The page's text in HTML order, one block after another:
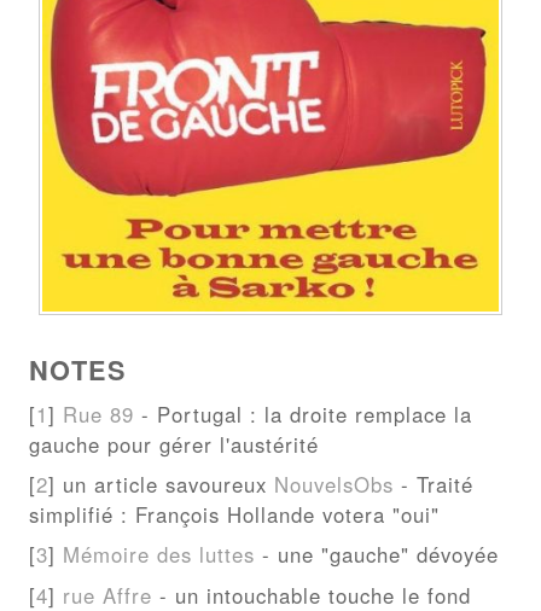
NOTES
[1] Rue 89 - Portugal : la droite remplace la
gauche pour gérer l'austérité
[2] un article savoureux NouvelsObs - Traité
simplifié : François Hollande votera "oui"
[3] Mémoire des luttes - une "gauche" dévoyée
[4] rue Affre - un intouchable touche le fond